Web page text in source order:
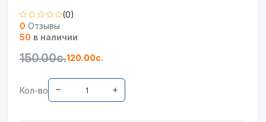
(0)
0 Отзывы
50 в наличии
150.00с.120.00с.
Кол-во